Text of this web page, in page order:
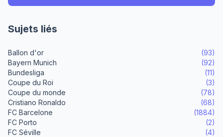
Sujets liés
Ballon d'or
(93)
Bayern Munich
(92)
Bundesliga
(11)
Coupe du Roi
(3)
Coupe du monde
(78)
Cristiano Ronaldo
(68)
FC Barcelone
(1884)
FC Porto
(2)
FC Séville
(4)